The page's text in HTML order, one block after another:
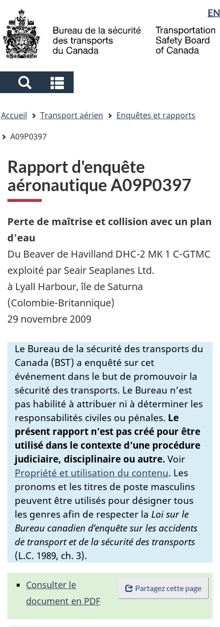
to
main
to
"About
government"
à
la
Sélection
de
la
langue
EN
Search
and
menus
and
menus
êtes
ici
Accueil Transport aérien
Enquêtes et rapports
A09P0397
Rapport d'enquête
aéronautique A09P0397
Perte de maîtrise et collision avec un plan
d'eau
Du Beaver de Havilland DHC-2 MK 1 C-GTMC
exploité par Seair Seaplanes Ltd.
à Lyall Harbour, île de Saturna
(Colombie-Britannique)
29 novembre 2009
Le Bureau de la sécurité des transports du
Canada (BST) a enquêté sur cet
événement dans le but de promouvoir la
sécurité des transports. Le Bureau n’est
pas habilité à attribuer ni à déterminer les
responsabilités civiles ou pénales. Le
présent rapport n’est pas créé pour être
utilisé dans le contexte d’une procédure
judiciaire, disciplinaire ou autre.Voir
Propriété et utilisation du contenu. Les
pronoms et les titres de poste masculins
peuvent être utilisés pour désigner tous
les genres afin de respecter la Loi sur le
Bureau canadien d’enquête sur les accidents
de transport et de la sécurité des transports
(L.C. 1989, ch. 3).
Partagez cette page
Consulter le
document en PDF